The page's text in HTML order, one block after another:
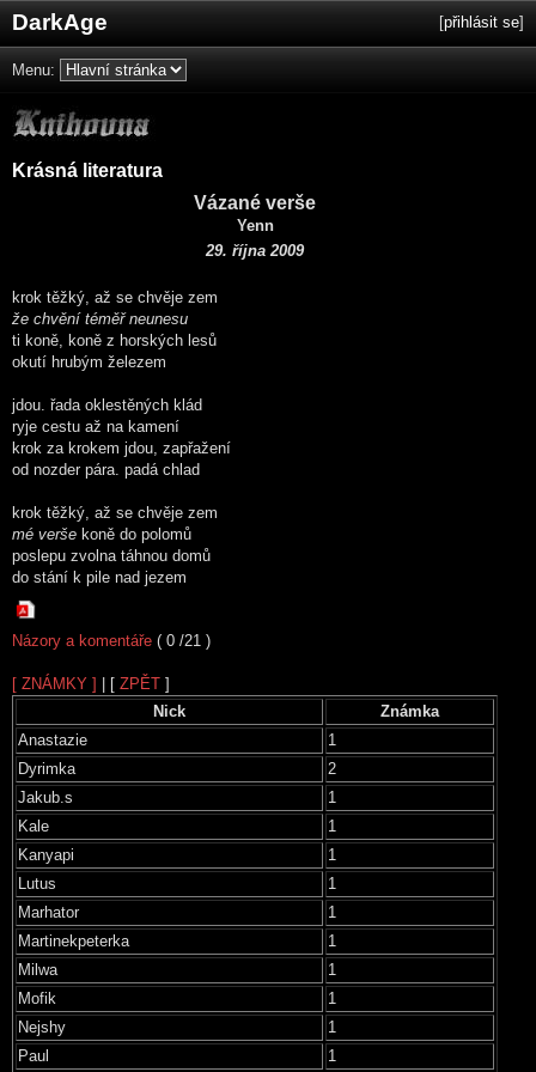
DarkAge [přihlásit se]
Menu:
Krásná literatura
Vázané verše
Yenn
29. října 2009
krok těžký, až se chvěje zem
že chvění téměř neunesu
ti koně, koně z horských lesů
okutí hrubým železem
jdou. řada oklestěných klád
ryje cestu až na kamení
krok za krokem jdou, zapřažení
od nozder pára. padá chlad
krok těžký, až se chvěje zem
mé verše koně do polomů
poslepu zvolna táhnou domů
do stání k pile nad jezem
Názory a komentáře ( 0 /21 )
[ ZNÁMKY ] | [ ZPĚT ]
Nick
Známka
Anastazie
1
Dyrimka
2
Jakub.s
1
Kale
1
Kanyapi
1
Lutus
1
Marhator
1
Martinekpeterka
1
Milwa
1
Mofik
1
Nejshy
1
Paul
1